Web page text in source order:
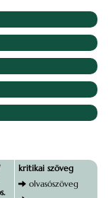
kritikai szöveg
olvasószöveg